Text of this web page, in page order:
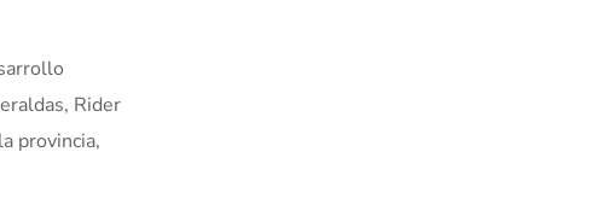
Rider
provincia,